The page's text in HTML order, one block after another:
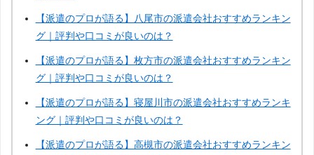
【派遣のプロが語る】八尾市の派遣会社おすすめランキン
グ｜評判や口コミが良いのは？
【派遣のプロが語る】枚方市の派遣会社おすすめランキン
グ｜評判や口コミが良いのは？
【派遣のプロが語る】寝屋川市の派遣会社おすすめランキ
ング｜評判や口コミが良いのは？
【派遣のプロが語る】高槻市の派遣会社おすすめランキン